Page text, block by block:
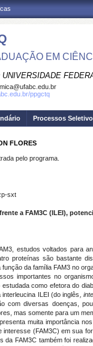
EM
UNIVERSIDADE
ppgctq
Processos
FLORES
pelo programa.
sxt
a FAM3C (ILEI),
estudos voltados para
proteínas são bastante
da família FAM3 no
importantes no
como efetora do
interleucina ILEI (do inglês ,
com diversas doenças,
mas somente para um
muita importância
(FAM3C) em sua
FAM3C também foi